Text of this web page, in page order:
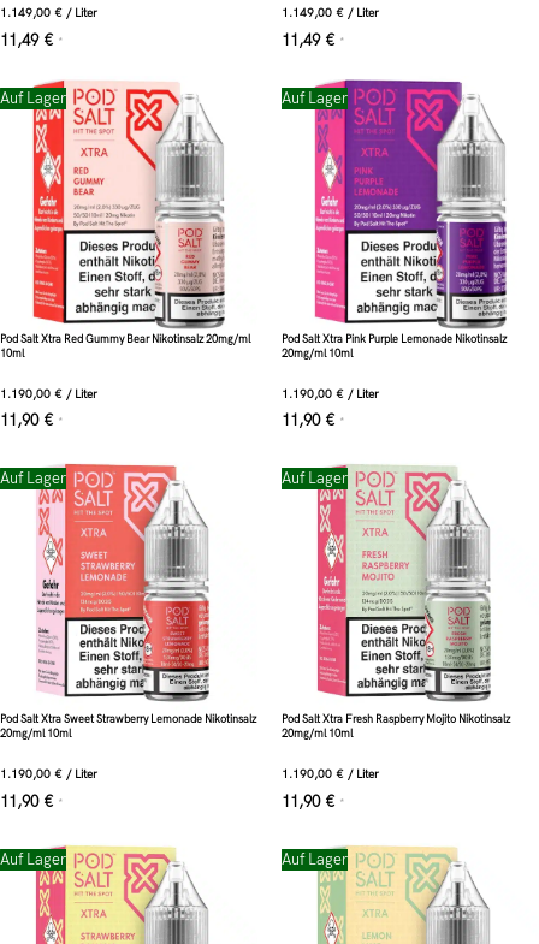
1.149,00 € / Liter
11,49 € *
1.149,00 € / Liter
11,49 € *
Auf Lager
Pod Salt Xtra Red Gummy Bear Nikotinsalz 20mg/ml
10ml
1.190,00 € / Liter
11,90 € *
Auf Lager
Pod Salt Xtra Pink Purple Lemonade Nikotinsalz
20mg/ml 10ml
1.190,00 € / Liter
11,90 € *
Auf Lager
Pod Salt Xtra Sweet Strawberry Lemonade Nikotinsalz
20mg/ml 10ml
1.190,00 € / Liter
11,90 € *
Auf Lager
Pod Salt Xtra Fresh Raspberry Mojito Nikotinsalz
20mg/ml 10ml
1.190,00 € / Liter
11,90 € *
Auf Lager Auf Lager